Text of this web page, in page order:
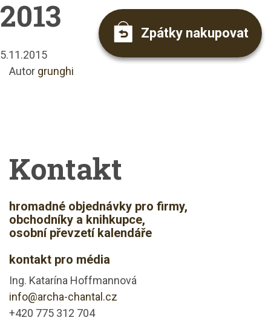
Zpátky nakupovat
2013
5.11.2015
Autor grunghi
Kontakt
hromadné objednávky pro firmy,
obchodníky a knihkupce,
osobní převzetí kalendáře
kontakt pro média
Ing. Katarína Hoffmannová
info@archa-chantal.cz
+420 775 312 704